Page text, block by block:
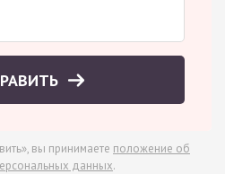
вы принимаете положение об
данных.